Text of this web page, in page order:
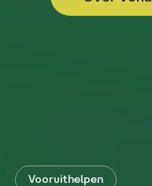
Vooruithelpen